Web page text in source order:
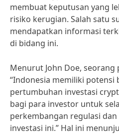
membuat keputusan yang
risiko kerugian. Salah satu
mendapatkan informasi
di bidang ini.
Menurut John Doe,
“Indonesia memiliki potensi
pertumbuhan investasi
bagi para investor untuk
perkembangan regulasi
investasi ini.” Hal ini